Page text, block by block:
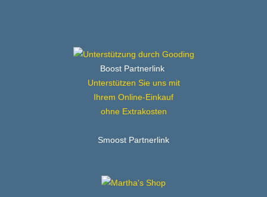
Boost Partnerlink
Unterstützen Sie uns mit
Ihrem Online-Einkauf
ohne Extrakosten
Smoost Partnerlink